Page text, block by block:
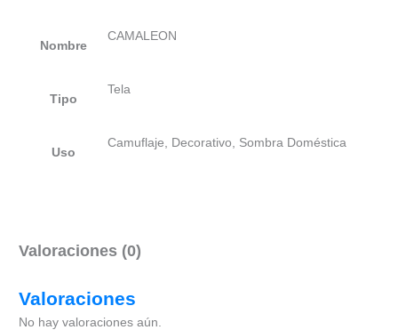
Nombre
CAMALEON
Tipo
Tela
Uso
Camuflaje, Decorativo, Sombra Doméstica
Valoraciones (0)
Valoraciones
No hay valoraciones aún.